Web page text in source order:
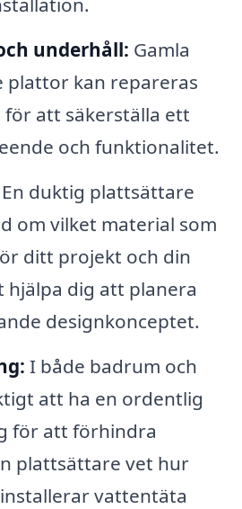
underhåll: Gamla
plattor kan repareras
för att säkerställa ett
och funktionalitet.
En duktig plattsättare
om vilket material som
ditt projekt och din
hjälpa dig att planera
designkonceptet.
I både badrum och
att ha en ordentlig
för att förhindra
plattsättare vet hur
vattentäta